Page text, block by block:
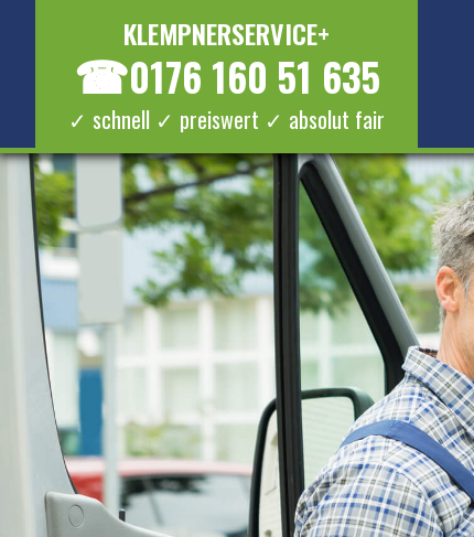
KLEMPNERSERVICE+
☎0176 160 51 635
✓ schnell ✓ preiswert ✓ absolut fair